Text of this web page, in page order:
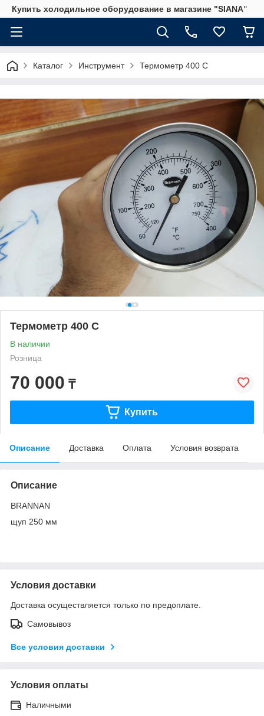
Купить холодильное оборудование в магазине "SIANA"
Каталог Инструмент Термометр 400 С
Термометр 400 С
В наличии
Розница
70 000 ₸
Купить
Описание Доставка Оплата Условия возврата
Описание
BRANNAN
щуп 250 мм
Условия доставки
Доставка осуществляется только по предоплате.
Самовывоз
Все условия доставки
Условия оплаты
Наличными